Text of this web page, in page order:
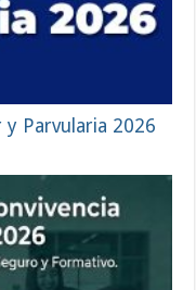
y Parvularia 2026